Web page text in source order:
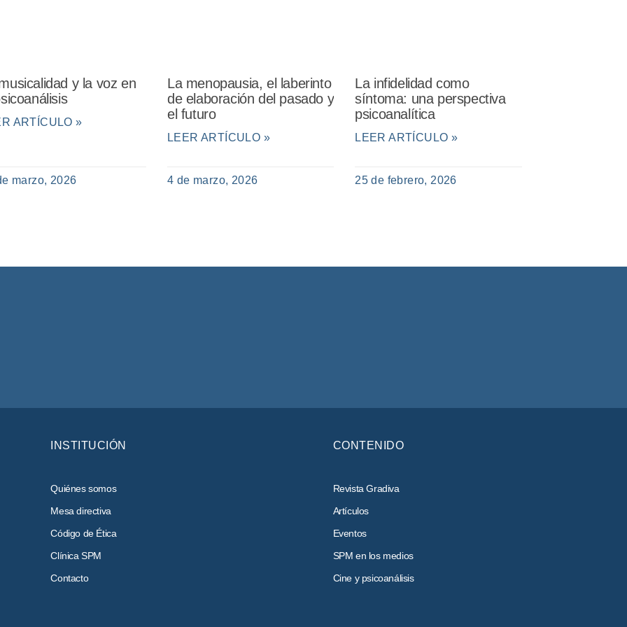
y la voz en
ARTÍCULO »
marzo, 2026
La menopausia, el laberinto
de elaboración del pasado y
el futuro
LEER ARTÍCULO »
4 de marzo, 2026
La infidelidad como
síntoma: una perspectiva
psicoanalítica
LEER ARTÍCULO »
25 de febrero, 2026
INSTITUCIÓN
Quiénes somos
Mesa directiva
Código de Ética
Clínica SPM
Contacto
CONTENIDO
Revista Gradiva
Artículos
Eventos
SPM en los medios
Cine y psicoanálisis